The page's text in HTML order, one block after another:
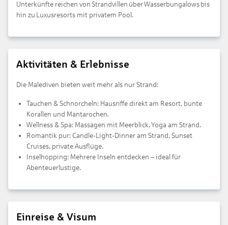
Unterkünfte reichen von Strandvillen über Wasserbungalows bis
hin zu Luxusresorts mit privatem Pool.
Aktivitäten & Erlebnisse
Die Malediven bieten weit mehr als nur Strand:
Tauchen & Schnorcheln: Hausriffe direkt am Resort, bunte
Korallen und Mantarochen.
Wellness & Spa: Massagen mit Meerblick, Yoga am Strand.
Romantik pur: Candle-Light-Dinner am Strand, Sunset
Cruises, private Ausflüge.
Inselhopping: Mehrere Inseln entdecken – ideal für
Abenteuerlustige.
Einreise & Visum